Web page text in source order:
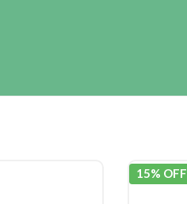
15% OFF